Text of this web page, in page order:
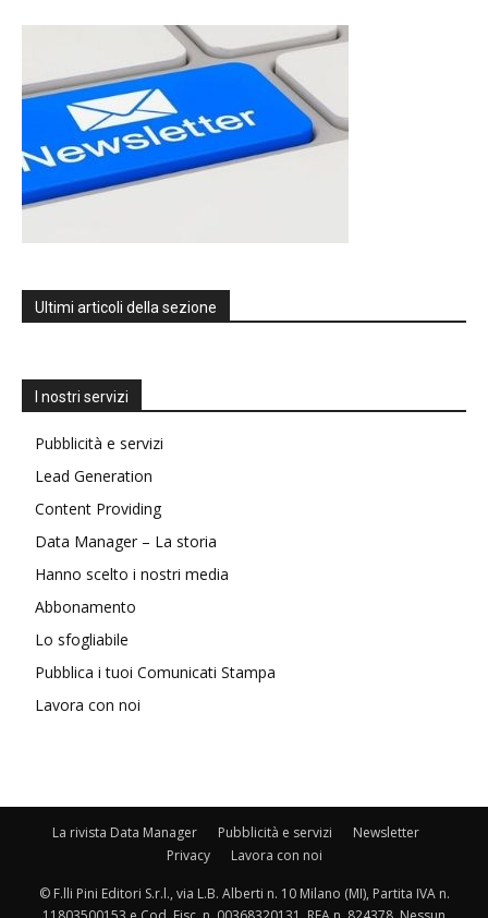
Ultimi articoli della sezione
I nostri servizi
Pubblicità e servizi
Lead Generation
Content Providing
Data Manager – La storia
Hanno scelto i nostri media
Abbonamento
Lo sfogliabile
Pubblica i tuoi Comunicati Stampa
Lavora con noi
La rivista Data Manager Pubblicità e servizi
Newsletter
Privacy
Lavora con noi
© F.lli Pini Editori S.r.l., via L.B. Alberti n. 10 Milano (MI), Partita IVA n.